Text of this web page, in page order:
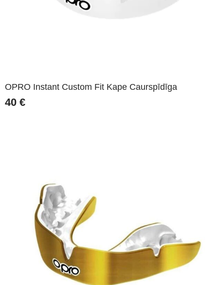
OPRO Instant Custom Fit Kape Caurspīdīga
40 €